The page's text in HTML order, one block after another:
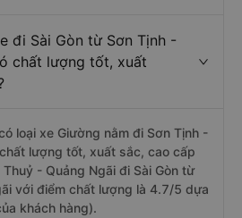
đi Sài Gòn từ Sơn Tịnh -
chất lượng tốt, xuất
loại xe Giường nằm đi Sơn Tịnh -
lượng tốt, xuất sắc, cao cấp
- Quảng Ngãi đi Sài Gòn từ
với điểm chất lượng là 4.7/5 dựa
khách hàng).